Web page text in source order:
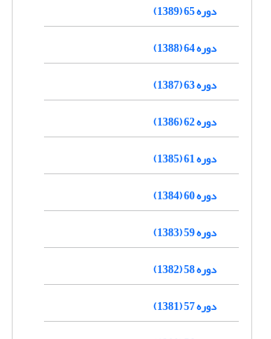
دوره 65 (1389)
دوره 64 (1388)
دوره 63 (1387)
دوره 62 (1386)
دوره 61 (1385)
دوره 60 (1384)
دوره 59 (1383)
دوره 58 (1382)
دوره 57 (1381)